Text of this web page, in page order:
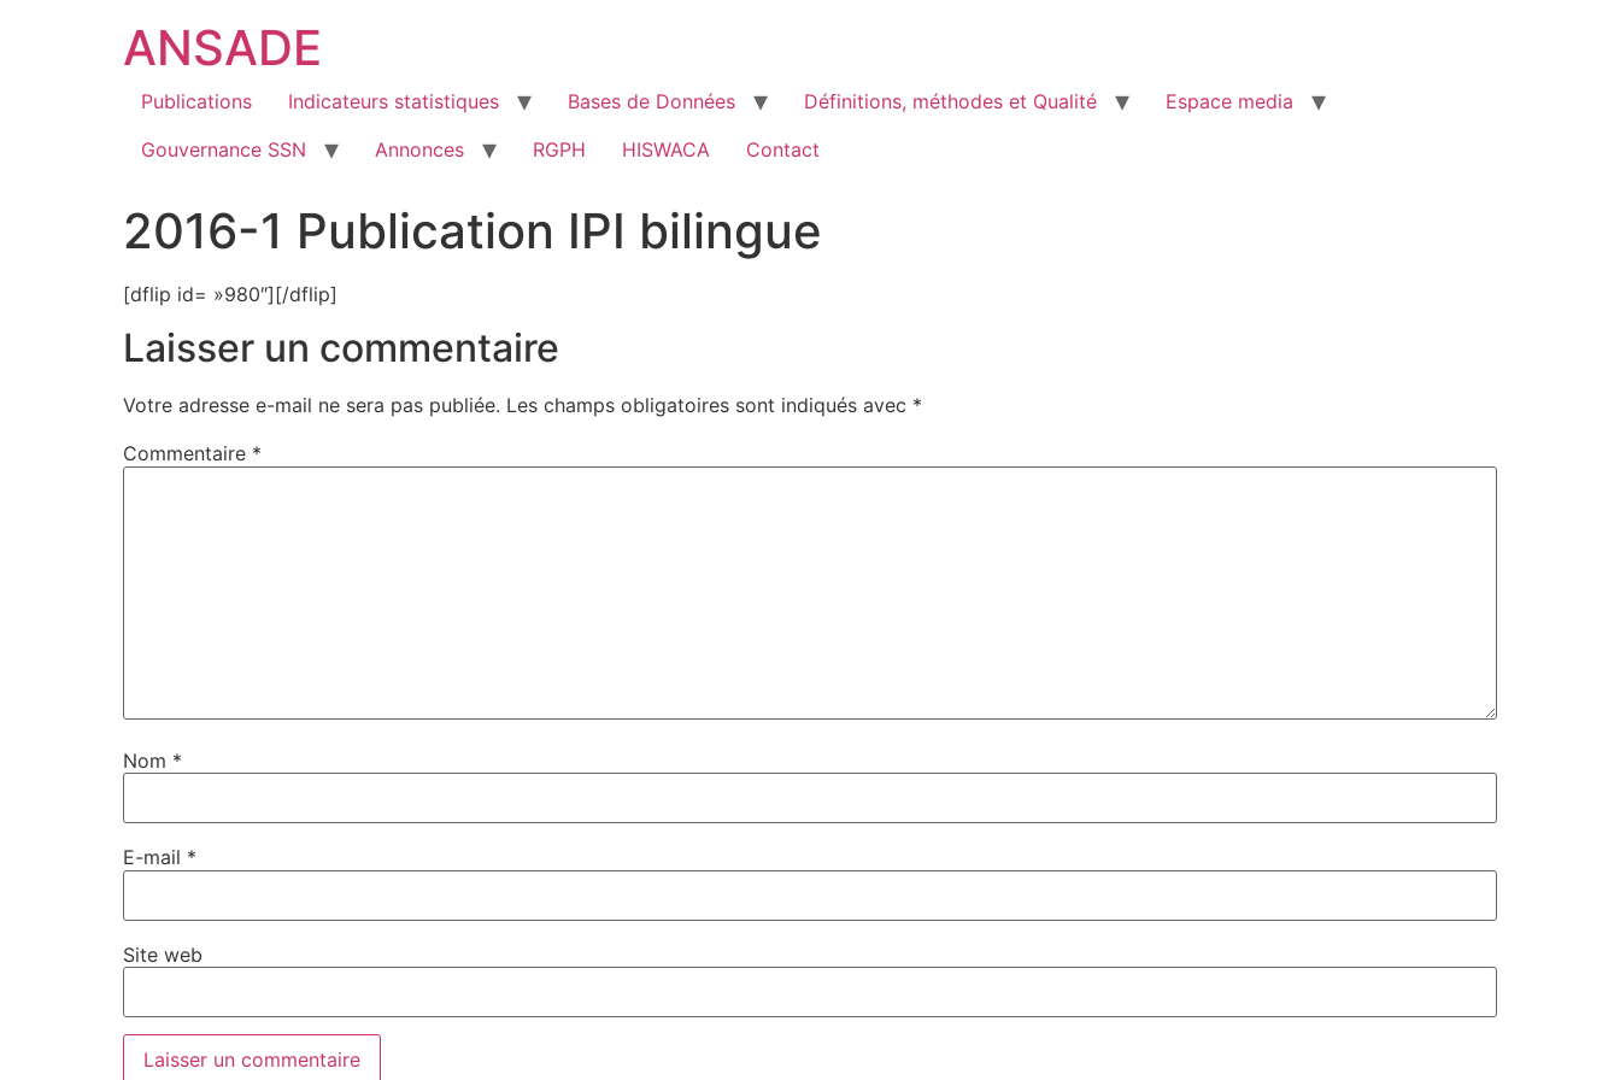
ANSADE
Publications Indicateurs statistiques Bases de Données Définitions, méthodes et Qualité
Espace media
Gouvernance SSN
Annonces RGPH HISWACA Contact
2016-1 Publication IPI bilingue
[dflip id= »980″][/dflip]
Laisser un commentaire
Votre adresse e-mail ne sera pas publiée. Les champs obligatoires sont indiqués avec *
Commentaire *
Nom *
E-mail *
Site web